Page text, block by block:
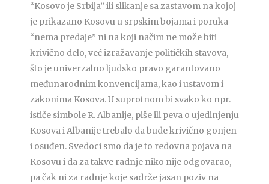
“Kosovo je Srbija” ili slikanje sa zastavom na kojoj
je prikazano Kosovu u srpskim bojama i poruka
“nema predaje” ni na koji načim ne može biti
krivično delo, već izražavanje političkih stavova,
što je univerzalno ljudsko pravo garantovano
međunarodnim konvencijama, kao i ustavom i
zakonima Kosova. U suprotnom bi svako ko npr.
ističe simbole R. Albanije, piše ili peva o ujedinjenju
Kosova i Albanije trebalo da bude krivično gonjen
i osuđen. Svedoci smo da je to redovna pojava na
Kosovu i da za takve radnje niko nije odgovarao,
pa čak ni za radnje koje sadrže jasan poziv na